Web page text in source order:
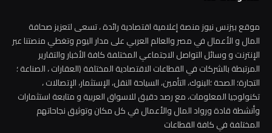
موقع بيزنس نيوز منصة إعلامية اقتصادية رائدة ، تسعى لتعزيز صحافة
المال و الأعمال في مصر والعالم العربي على مدار اليوم وتغطي منصتنا عبر
الإنترنت و وسائل التواصل الاجتماعي المختلفة كافة الأخبار والتقارير
المرتبطة بالشركات في القطاعات الاقتصادية المختلفة (العقارات ، الصناعة ؛
التجارة؛ الصحة ؛البنوك، التأمين، السياحة النقل، الإستثمار، الإتصالات ،
تكنولوجيا المعلومات، مع رصد دقيق للاسواق العربية و متابعة استثمارات
وأنشطة قادة ورواد المال والأعمال في كل مكان وتوثيق نجاحاتهم
المختلفة في كافة القطاعات